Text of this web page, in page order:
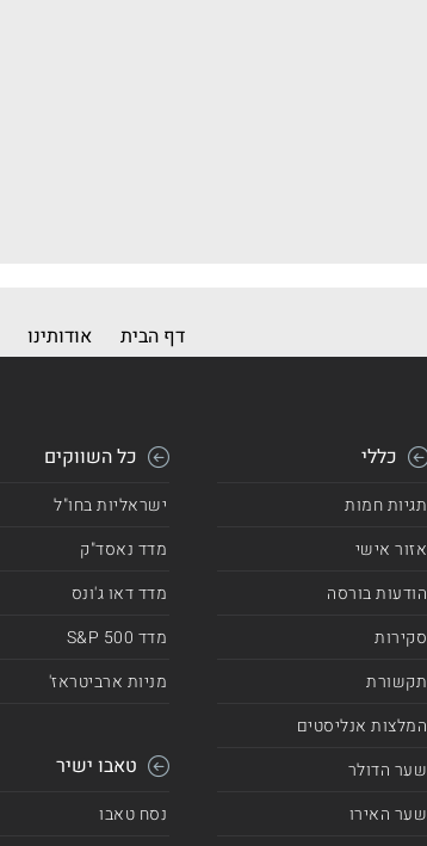
דף הבית אודותינו
כללי
תגיות חמות
אזור אישי
הודעות בורסה
סקירות
תקשורת
המלצות אנליסטים
שער הדולר
שער האירו
כל השווקים
ישראליות בחו"ל
מדד נאסד"ק
מדד דאו ג'ונס
מדד 500 S&P
מניות ארביטראז'
טאבו ישיר
נסח טאבו